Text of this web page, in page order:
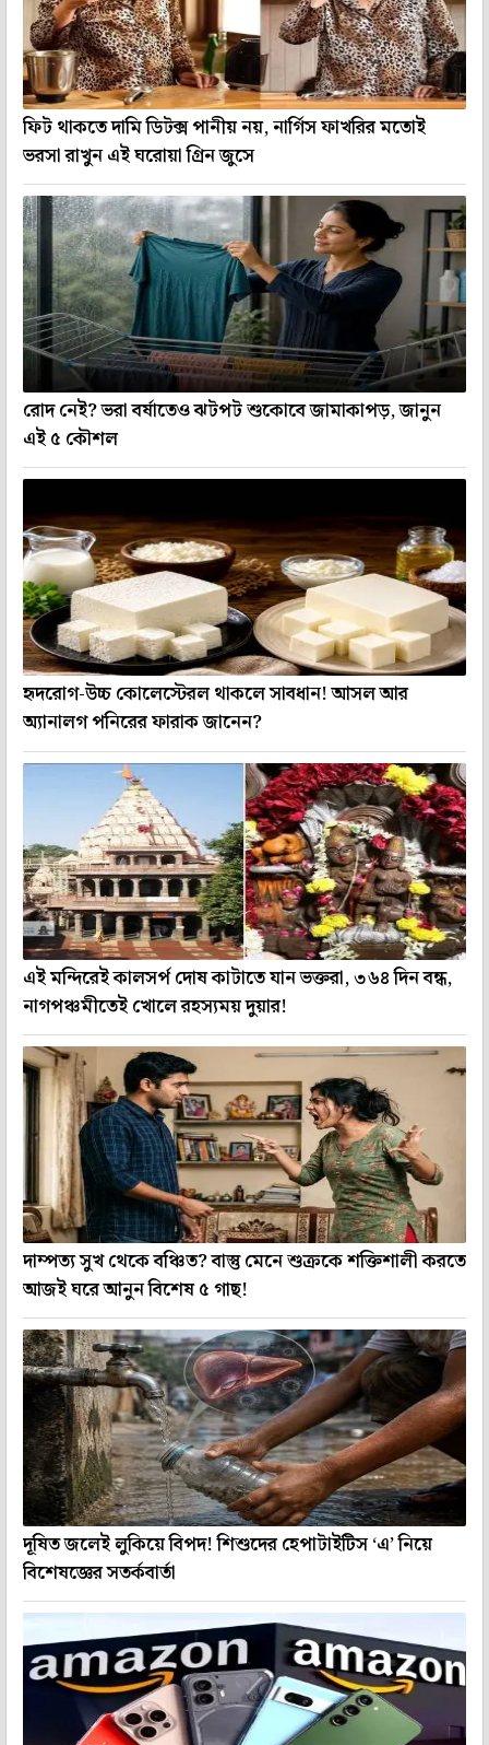
ফিট থাকতে দামি ডিটক্স পানীয় নয়, নার্গিস ফাখরির মতোই
ভরসা রাখুন এই ঘরোয়া গ্রিন জুসে
রোদ নেই? ভরা বর্ষাতেও ঝটপট শুকোবে জামাকাপড়, জানুন
এই ৫ কৌশল
হৃদরোগ-উচ্চ কোলেস্টেরল থাকলে সাবধান! আসল আর
অ্যানালগ পনিরের ফারাক জানেন?
এই মন্দিরেই কালসর্প দোষ কাটাতে যান ভক্তরা, ৩৬৪ দিন বন্ধ,
নাগপঞ্চমীতেই খোলে রহস্যময় দুয়ার!
দাম্পত্য সুখ থেকে বঞ্চিত? বাস্তু মেনে শুক্রকে শক্তিশালী করতে
আজই ঘরে আনুন বিশেষ ৫ গাছ!
দূষিত জলেই লুকিয়ে বিপদ! শিশুদের হেপাটাইটিস ‘এ’ নিয়ে
বিশেষজ্ঞের সতর্কবার্তা